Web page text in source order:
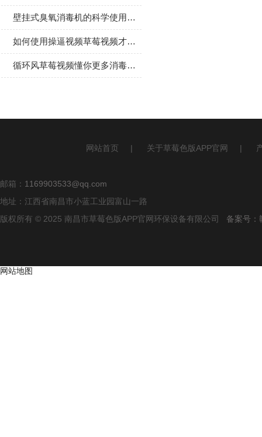
壁挂式臭氧消毒机的科学使用方法分享
如何使用操逼视频草莓视频才有效
循环风草莓视频懂你更多消毒手段
网站首页 | 关于草莓色版APP官网 |
邮箱： 1169903533@qq.com
地址：江西省南昌市小蓝工业园富山一路
版权所有 © 2025 南昌市草莓色版APP官网环保设备有限公司 备案号
网站地图